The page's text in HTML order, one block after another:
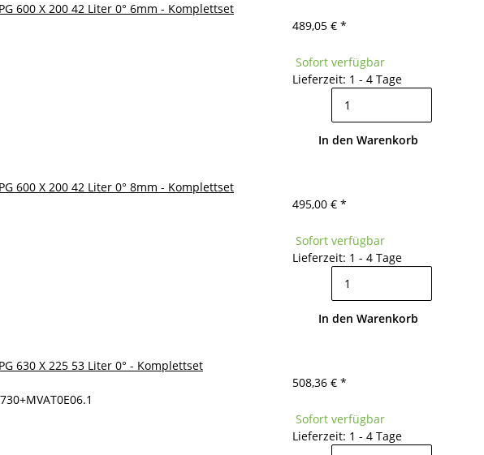
600 X 200 42 Liter 0° 6mm - Komplettset
489,05 € *
Sofort verfügbar
Lieferzeit: 1 - 4 Tage
In den Warenkorb
600 X 200 42 Liter 0° 8mm - Komplettset
495,00 € *
Sofort verfügbar
Lieferzeit: 1 - 4 Tage
In den Warenkorb
630 X 225 53 Liter 0° - Komplettset
508,36 € *
Sofort verfügbar
Lieferzeit: 1 - 4 Tage